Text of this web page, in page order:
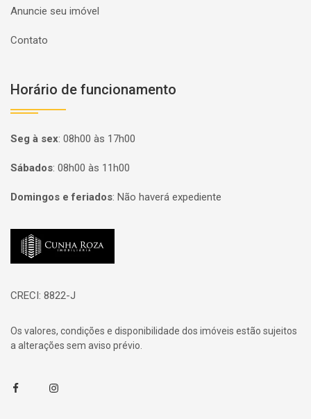
Anuncie seu imóvel
Contato
Horário de funcionamento
Seg à sex: 08h00 às 17h00
Sábados: 08h00 às 11h00
Domingos e feriados: Não haverá expediente
Página inicial
CRECI: 8822-J
Os valores, condições e disponibilidade dos imóveis estão sujeitos
a alterações sem aviso prévio.
FacebookInstagram